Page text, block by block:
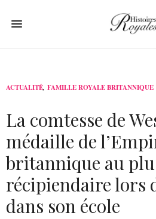
ACTUALITÉ, FAMILLE ROYALE BRITANNIQUE
La comtesse de
médaille de
britannique au
récipiendaire lors
dans son école